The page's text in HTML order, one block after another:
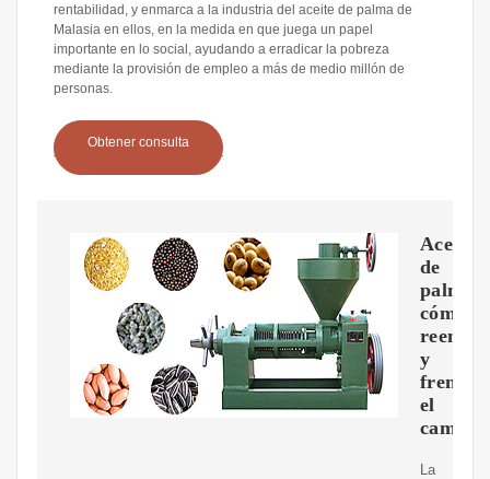
rentabilidad, y enmarca a la industria del aceite de palma de
Malasia en ellos, en la medida en que juega un papel
importante en lo social, ayudando a erradicar la pobreza
mediante la provisión de empleo a más de medio millón de
personas.
Obtener consulta
Aceite
de
palma:
cómo
y
frenar
el
cambio
La